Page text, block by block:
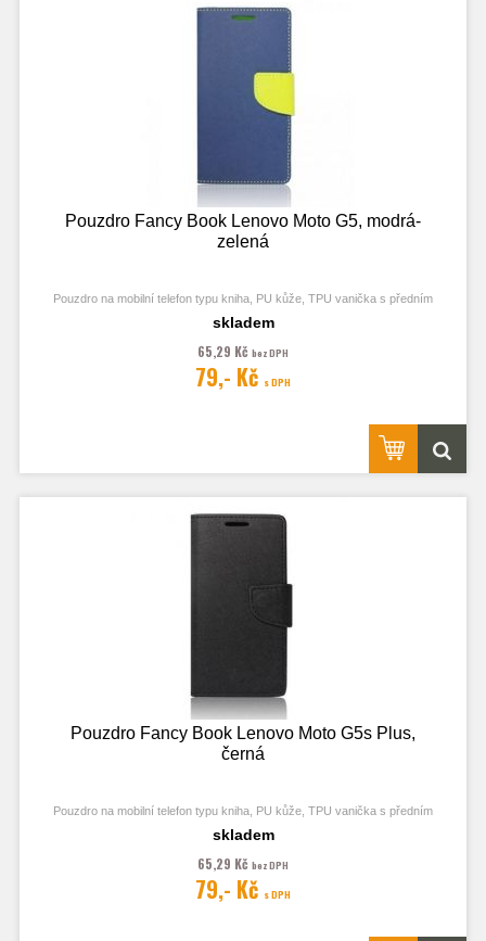
Pouzdro Fancy Book Lenovo Moto G5, modrá-
zelená
Pouzdro na mobilní telefon typu kniha, PU kůže, TPU vanička s předním
Obrázek je pouze ilustrační a zobrazuje Stejná Pouzdra pro jiný model
skladem
65,29 Kč bez DPH
79,- Kč s DPH
Pouzdro Fancy Book Lenovo Moto G5s Plus,
černá
Pouzdro na mobilní telefon typu kniha, PU kůže, TPU vanička s předním
Obrázek je pouze ilustrační a zobrazuje Stejná Pouzdra pro jiný model
skladem
65,29 Kč bez DPH
79,- Kč s DPH